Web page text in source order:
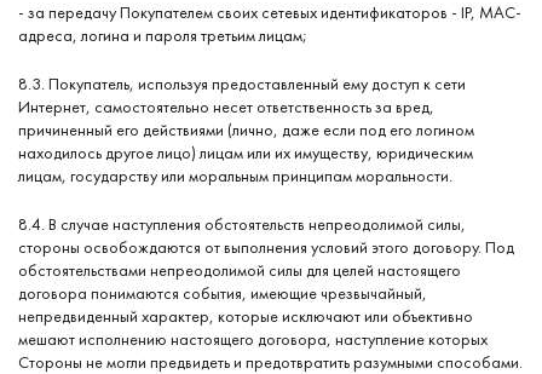
- за передачу Покупателем своих сетевых идентификаторов - IP, MAC-
адреса, логина и пароля третьим лицам;
8.3. Покупатель, используя предоставленный ему доступ к сети
Интернет, самостоятельно несет ответственность за вред,
причиненный его действиями (лично, даже если под его логином
находилось другое лицо) лицам или их имуществу, юридическим
лицам, государству или моральным принципам моральности.
8.4. В случае наступления обстоятельств непреодолимой силы,
стороны освобождаются от выполнения условий этого договору. Под
обстоятельствами непреодолимой силы для целей настоящего
договора понимаются события, имеющие чрезвычайный,
непредвиденный характер, которые исключают или объективно
мешают исполнению настоящего договора, наступление которых
Стороны не могли предвидеть и предотвратить разумными способами.